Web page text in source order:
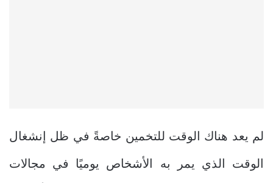
لم يعد هناك الوقت للتخمين خاصةً في ظل إنشغال
الوقت الذي يمر به الأشخاص يوميًا في مجالات